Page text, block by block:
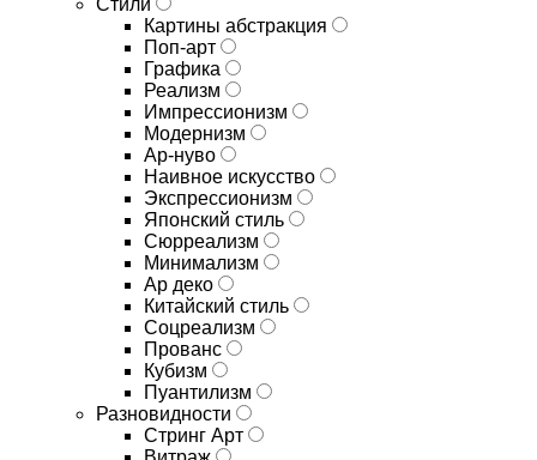
Стили
Картины абстракция
Поп-арт
Графика
Реализм
Импрессионизм
Модернизм
Ар-нуво
Наивное искусство
Экспрессионизм
Японский стиль
Сюрреализм
Минимализм
Ар деко
Китайский стиль
Соцреализм
Прованс
Кубизм
Пуантилизм
Разновидности
Стринг Арт